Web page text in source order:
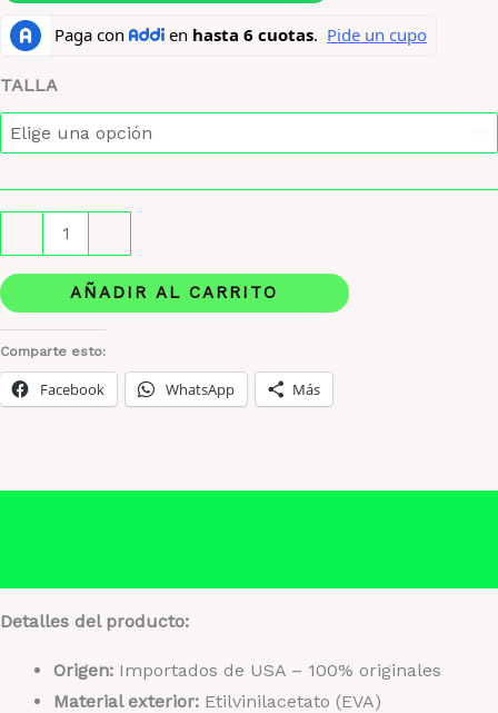
TALLA
Calvin
Klein
Ciyan
–
Negro
cantidad
AÑADIR AL CARRITO
Comparte esto:
Facebook WhatsApp Más
Detalles del producto:
Origen: Importados de USA – 100% originales
Material exterior: Etilvinilacetato (EVA)